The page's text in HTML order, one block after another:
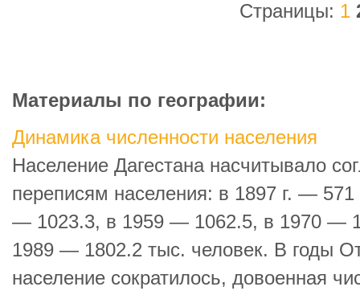
Страницы: 1
Материалы по географии:
Динамика численности населения
Население Дагестана насчитывало
переписям населения: в 1897 г. —
— 1023.3, в 1959 — 1062.5, в 1970 —
1989 — 1802.2 тыс. человек. В годы
население сократилось, довоенная